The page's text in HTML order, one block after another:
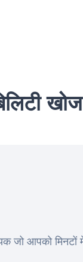
खोज
जो आपको मिनटों